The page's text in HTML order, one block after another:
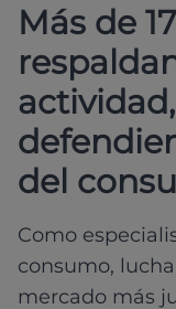
Más de
del
Como
consumo,
mercado más